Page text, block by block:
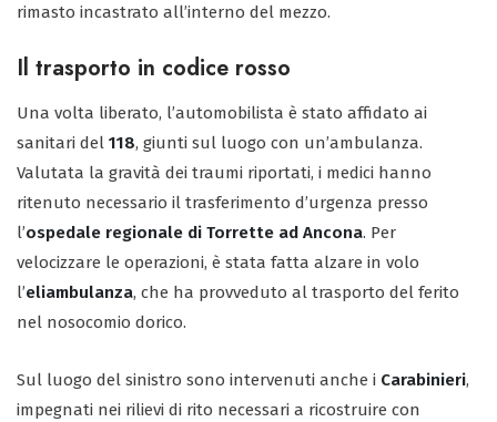
rimasto incastrato all’interno del mezzo.
Il trasporto in codice rosso
Una volta liberato, l’automobilista è stato affidato ai
sanitari del 118, giunti sul luogo con un’ambulanza.
Valutata la gravità dei traumi riportati, i medici hanno
ritenuto necessario il trasferimento d’urgenza presso
l’ospedale regionale di Torrette ad Ancona. Per
velocizzare le operazioni, è stata fatta alzare in volo
l’eliambulanza, che ha provveduto al trasporto del ferito
nel nosocomio dorico.
Sul luogo del sinistro sono intervenuti anche i Carabinieri,
impegnati nei rilievi di rito necessari a ricostruire con